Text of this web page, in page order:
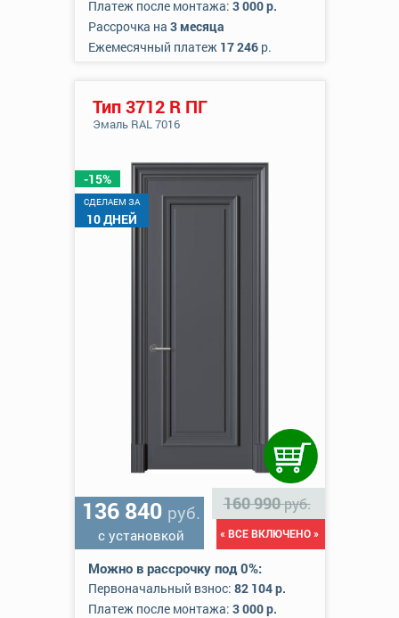
Платеж после монтажа: 3 000 р.
Рассрочка на 3 месяца
Ежемесячный платеж 17 246р.
-15%
CДЕЛАЕМ ЗА
10 ДНЕЙ
Тип 3712 R ПГ
Эмаль RAL 7016
136 840 руб.
с установкой
160 990руб.
« ВСЕ ВКЛЮЧЕНО »
Можно в рассрочку под 0%:
Первоначальный взнос: 82 104 р.
Платеж после монтажа: 3 000 р.